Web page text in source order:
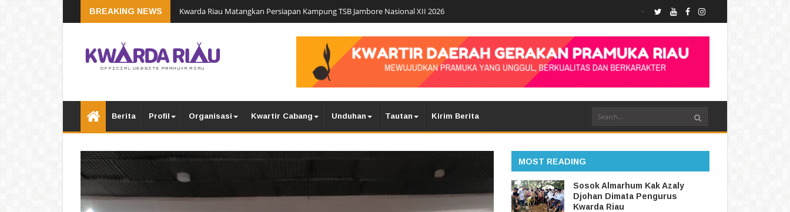
BREAKING NEWS Kwarda Riau Matangkan Persiapan Kampung TSB Jambore Nasional XII 2026
Berita Profil Organisasi Kwartir Cabang Unduhan Tautan Kirim Berita
MOST READING
Sosok Almarhum Kak Azaly
Djohan Dimata Pengurus
Kwarda Riau